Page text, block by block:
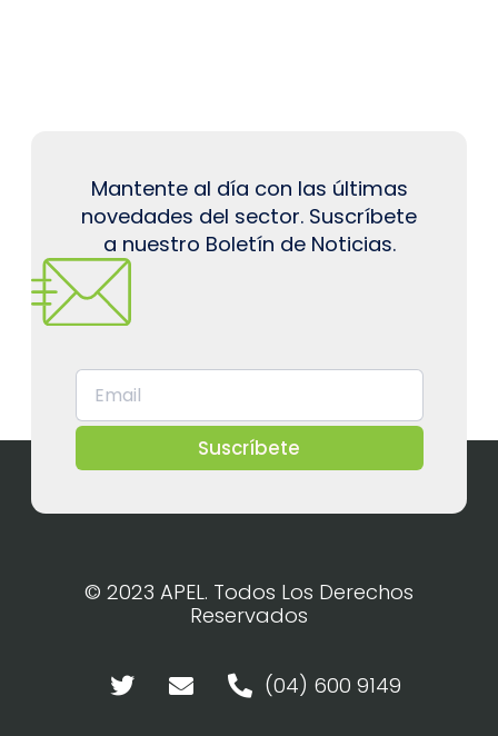
Mantente al día con las últimas
novedades del sector. Suscríbete
a nuestro Boletín de Noticias.
Suscríbete
© 2023 APEL. Todos Los Derechos
Reservados
(04) 600 9149